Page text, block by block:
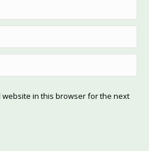
website in this browser for the next